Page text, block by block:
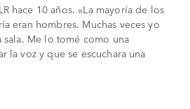
hace 10 años. «La mayoría de los
eran hombres. Muchas veces yo
Me lo tomé como una
la voz y que se escuchara una